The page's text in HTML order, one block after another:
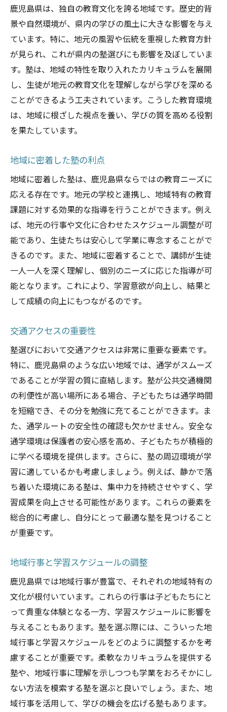
鹿児島県は、独自の教育文化を誇る地域です。歴史的背
景や自然環境が、県内の学びの風土に大きな影響を与え
ています。特に、地元の風習や伝統を重視した教育方針
が見られ、これが県内の塾選びにも影響を及ぼしていま
す。塾は、地域の特性を取り入れたカリキュラムを展開
し、生徒が地元の教育文化を理解しながら学びを深める
ことができるよう工夫されています。こうした教育環境
は、地域に根ざした視点を養い、学びの質を高める役割
を果たしています。
地域に密着した塾の利点
地域に密着した塾は、鹿児島県ならではの教育ニーズに
応える存在です。地元の学校と連携し、地域特有の教育
課題に対する効果的な指導を行うことができます。例え
ば、地元の行事や文化に合わせたスケジュール調整が可
能であり、生徒たちは安心して学業に専念することがで
きるのです。また、地域に密着することで、講師が生徒
一人一人を深く理解し、個別のニーズに応じた指導が可
能となります。これにより、学習意欲が向上し、結果と
して成績の向上にもつながるのです。
交通アクセスの重要性
塾選びにおいて交通アクセスは非常に重要な要素です。
特に、鹿児島県のような広い地域では、通学がスムーズ
であることが学習の質に直結します。塾が公共交通機関
の利便性が高い場所にある場合、子どもたちは通学時間
を短縮でき、その分を勉強に充てることができます。ま
た、通学ルートの安全性の確認も欠かせません。安全な
通学環境は保護者の安心感を高め、子どもたちが積極的
に学べる環境を提供します。さらに、塾の周辺環境が学
習に適しているかも考慮しましょう。例えば、静かで落
ち着いた環境にある塾は、集中力を持続させやすく、学
習成果を向上させる可能性があります。これらの要素を
総合的に考慮し、自分にとって最適な塾を見つけること
が重要です。
地域行事と学習スケジュールの調整
鹿児島県では地域行事が豊富で、それぞれの地域特有の
文化が根付いています。これらの行事は子どもたちにと
って貴重な体験となる一方、学習スケジュールに影響を
与えることもあります。塾を選ぶ際には、こういった地
域行事と学習スケジュールをどのように調整するかを考
慮することが重要です。柔軟なカリキュラムを提供する
塾や、地域行事に理解を示しつつも学業をおろそかにし
ない方法を模索する塾を選ぶと良いでしょう。また、地
域行事を活用して、学びの機会を広げる塾もあります。